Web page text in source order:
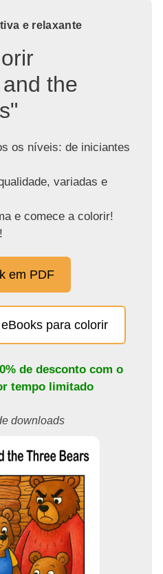
e relaxante
the
os níveis: de iniciantes
variadas e
e comece a colorir!
em PDF
para colorir
de desconto com o
tempo limitado
downloads